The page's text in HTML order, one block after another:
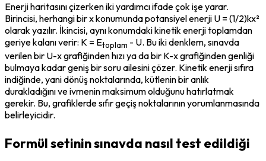
Enerji haritasını çizerken iki yardımcı ifade çok işe yarar.
Birincisi, herhangi bir x konumunda potansiyel enerji U = (1/2)kx²
olarak yazılır. İkincisi, aynı konumdaki kinetik enerji toplamdan
geriye kalanı verir: K = Etoplam - U. Bu iki denklem, sınavda
verilen bir U-x grafiğinden hızı ya da bir K-x grafiğinden genliği
bulmaya kadar geniş bir soru ailesini çözer. Kinetik enerji sıfıra
indiğinde, yani dönüş noktalarında, kütlenin bir anlık
durakladığını ve ivmenin maksimum olduğunu hatırlatmak
gerekir. Bu, grafiklerde sıfır geçiş noktalarının yorumlanmasında
belirleyicidir.
Formül setinin sınavda nasıl test edildiği